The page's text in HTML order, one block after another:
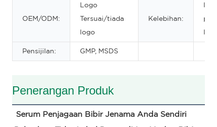
OEM/ODM:
Logo
Tersuai/tiada
logo
Kelebihan:
Pensijilan: GMP, MSDS
Penerangan Produk
Serum Penjagaan Bibir Jenama Anda Sendiri